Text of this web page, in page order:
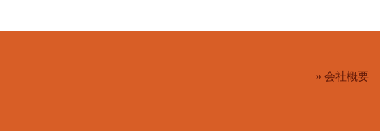
» 会社概要